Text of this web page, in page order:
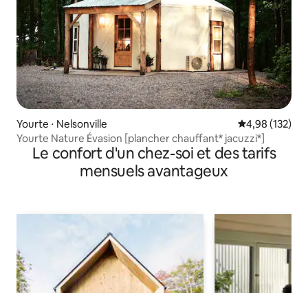
Yourte ⋅ Nelsonville Évaluation
4,98 (132)
Yourte Nature Évasion [plancher chauffant* jacuzzi*]
Le confort d'un chez-soi et des tarifs
mensuels avantageux